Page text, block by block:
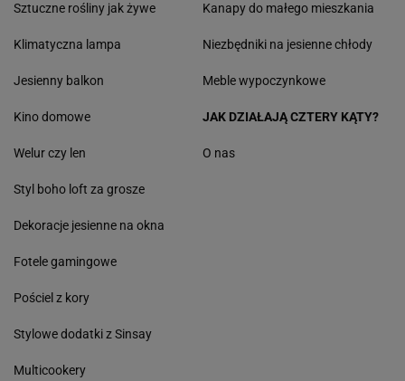
Sztuczne rośliny jak żywe
Klimatyczna lampa
Jesienny balkon
Kanapy do małego mieszkania
Niezbędniki na jesienne chłody
Meble wypoczynkowe
Kino domowe
Welur czy len
Styl boho loft za grosze
Dekoracje jesienne na okna
Fotele gamingowe
Pościel z kory
Stylowe dodatki z Sinsay
Multicookery
JAK DZIAŁAJĄ CZTERY KĄTY?
O nas